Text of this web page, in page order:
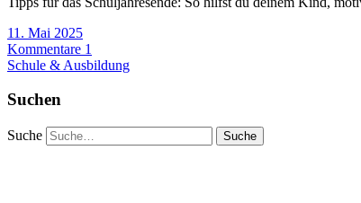
11. Mai 2025
Kommentare 1
Schule & Ausbildung
Suchen
Suche